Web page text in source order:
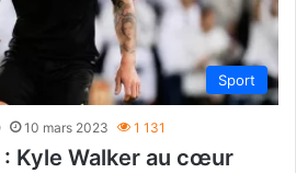
Sport
10 mars 2023 1 131
Kyle Walker au cœur